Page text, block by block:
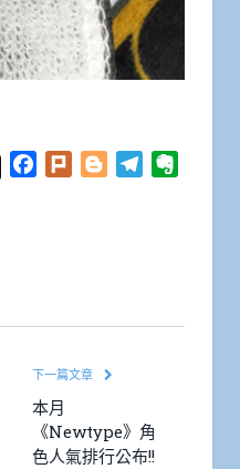
Facebook
Plurk BloggerTelegram
下一篇文章
本月
《Newtype》角
色人氣排行公布!!